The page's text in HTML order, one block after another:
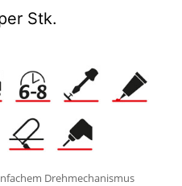
Stk.
Drehmechanismus